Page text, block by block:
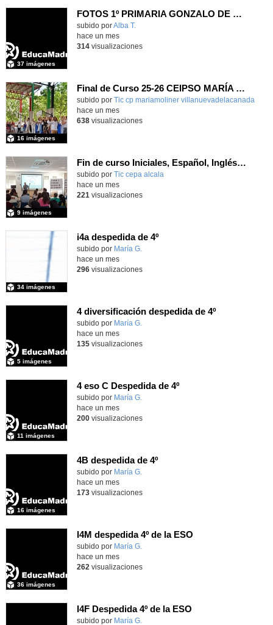
FOTOS 1º PRIMARIA GONZALO DE BERCEO
subido porAlba T.
37 imágenes
hace un mes
314visualizaciones
Final de Curso 25-26 CEIPSO MARÍA MOLINER
subido por Tic cp mariamoliner villanuevadelacanada
16 imágenes
hace un mes
638visualizaciones
Fin de curso Iniciales, Español, Inglés, Informática y Patrimonio
subido por Tic cepa alcala
9 imágenes
hace un mes
221 visualizaciones
i4a despedida de 4º
Contenido educativo.
subido por María G.
34 imágenes
hace un mes
296visualizaciones
4 diversificación despedida de 4º
Contenido educativo.
subido por María G.
5 imágenes
hace un mes
135visualizaciones
4 eso C Despedida de 4º
Contenido educativo.
subido por María G.
11 imágenes
hace un mes
200visualizaciones
4B despedida de 4º
Contenido educativo.
subido por María G.
16 imágenes
hace un mes
173visualizaciones
I4M despedida 4º de la ESO
subido por María G.
36 imágenes
hace un mes
262 visualizaciones
I4F Despedida 4º de la ESO
subido por María G.